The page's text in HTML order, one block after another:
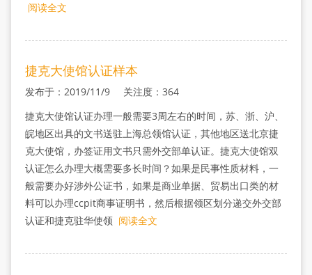
阅读全文
捷克大使馆认证样本
发布于：2019/11/9 关注度：364
捷克大使馆认证办理一般需要3周左右的时间，苏、浙、沪、
皖地区出具的文书送驻上海总领馆认证，其他地区送北京捷
克大使馆，办签证用文书只需外交部单认证。捷克大使馆双
认证怎么办理大概需要多长时间？如果是民事性质材料，一
般需要办好涉外公证书，如果是商业单据、贸易出口类的材
料可以办理ccpit商事证明书，然后根据领区划分递交外交部
认证和捷克驻华使领 阅读全文